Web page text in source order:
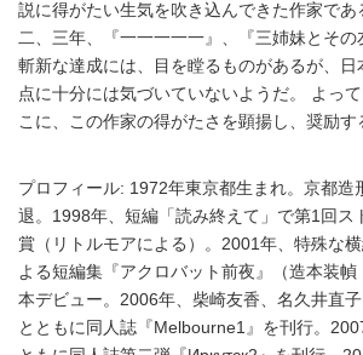
説に得がたい生気を吹き込んできた作家であ
二、三年、『一一一一一』、『三姉妹とその
斬新な達成には、目を瞠るものがあるが、
点に十分には気づいていないようだ。 よっ
こに、この作家の得がたさを顕揚し、奨励す
プロフィール: 1972年東京都生まれ。京都造
退。1998年、短編「読み終えて」で第1回ス
賞（リトルモアによる）。2001年、特殊な
よる短編集『アクロバット前夜』（造本装
本デビュー。2006年、柴崎友香、名久井直
とともに同人誌『Melbourne1』を刊行。